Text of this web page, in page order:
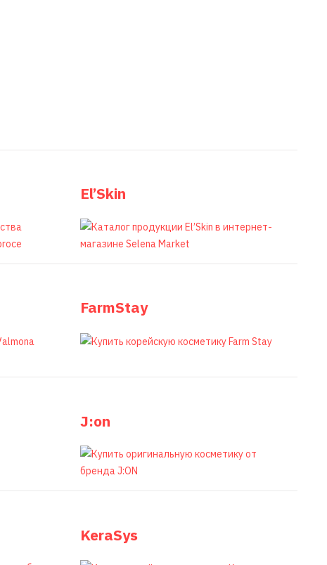
El’Skin
FarmStay
J:on
KeraSys